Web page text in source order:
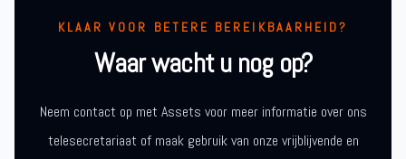
KLAAR VOOR BETERE BEREIKBAARHEID?
Waar wacht u nog op?
Neem contact op met Assets voor meer informatie over ons
telesecretariaat of maak gebruik van onze vrijblijvende en